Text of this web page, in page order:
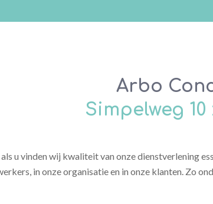
Arbo
Simpelweg
u vinden wij kwaliteit van onze dienstverlening
in onze organisatie en in onze klanten. Zo